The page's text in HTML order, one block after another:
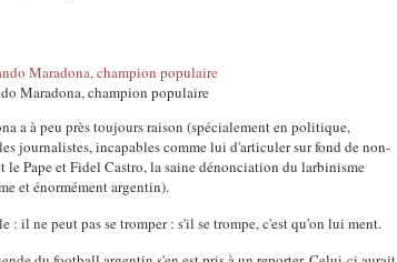
Maradona, champion populaire
a à peu près toujours raison (spécialement en politique,
journalistes, incapables comme lui d'articuler sur fond de non-
Pape et Fidel Castro, la saine dénonciation du larbinisme
et énormément argentin).
: il ne peut pas se tromper : s'il se trompe, c'est qu'on lui ment.